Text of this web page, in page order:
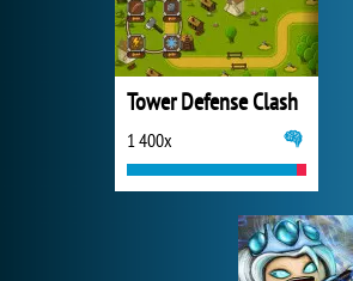
Tower Defense Clash
1 400x